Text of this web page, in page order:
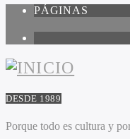
PÁGINAS
DESDE 1989
Porque todo es cultura y